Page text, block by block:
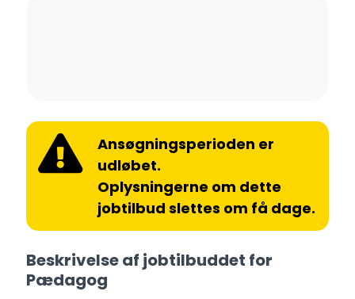
Ansøgningsperioden er
udløbet.
Oplysningerne om dette
jobtilbud slettes om få dage.
Beskrivelse af jobtilbuddet for
Pædagog